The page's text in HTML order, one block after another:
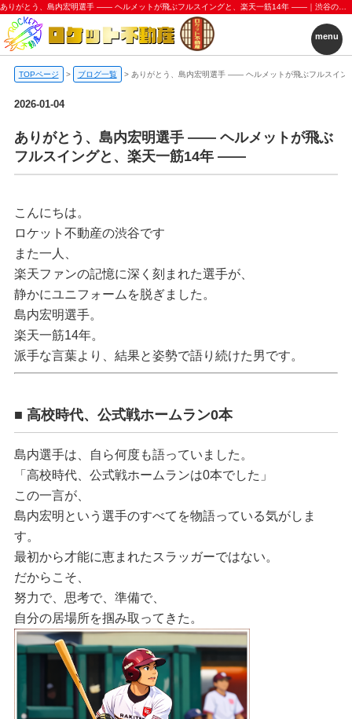
menu
TOPページ > ブログ一覧 > ありがとう、島内宏明選手 ―― ヘルメットが飛ぶフルスイ
2026-01-04
ありがとう、島内宏明選手 ―― ヘルメットが飛ぶ
フルスイングと、楽天一筋14年 ――
こんにちは。
ロケット不動産の渋谷です
また一人、
楽天ファンの記憶に深く刻まれた選手が、
静かにユニフォームを脱ぎました。
島内宏明選手。
楽天一筋14年。
派手な言葉より、結果と姿勢で語り続けた男です。
■ 高校時代、公式戦ホームラン0本
島内選手は、自ら何度も語っていました。
「高校時代、公式戦ホームランは0本でした」
この一言が、
島内宏明という選手のすべてを物語っている気がしま
す。
最初から才能に恵まれたスラッガーではない。
だからこそ、
努力で、思考で、準備で、
自分の居場所を掴み取ってきた。